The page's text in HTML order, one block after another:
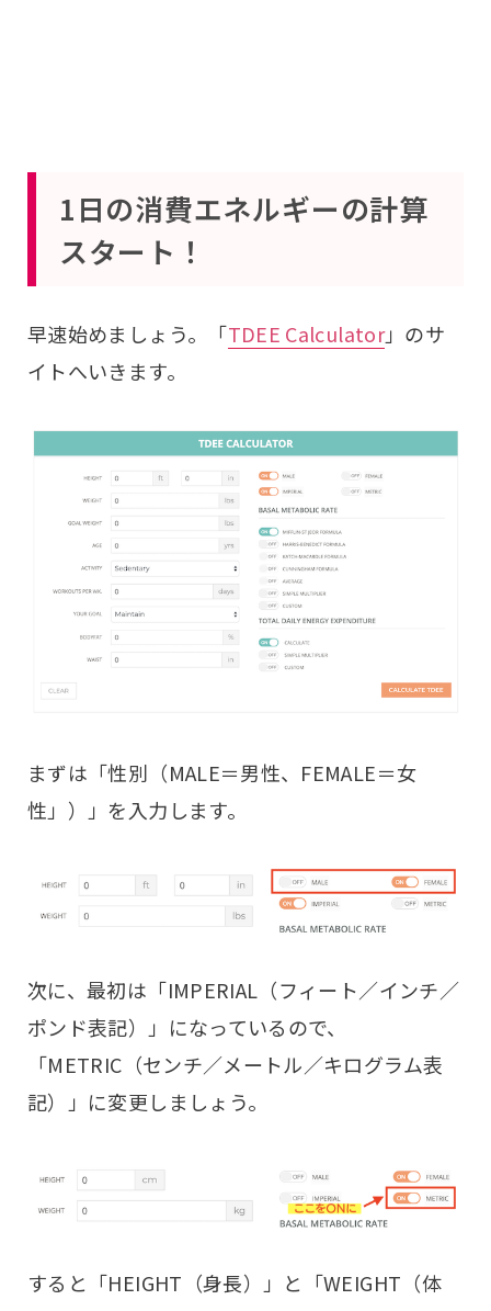
1日の消費エネルギーの計算
スタート！
早速始めましょう。「TDEE Calculator」のサ
イトへいきます。
まずは「性別（MALE＝男性、FEMALE＝女
性」）」を入力します。
次に、最初は「IMPERIAL（フィート／インチ／
ポンド表記）」になっているので、
「METRIC（センチ／メートル／キログラム表
記）」に変更しましょう。
すると「HEIGHT（身長）」と「WEIGHT（体